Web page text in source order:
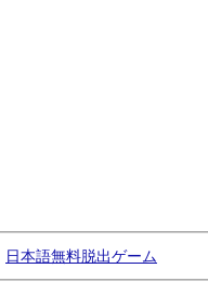
日本語無料脱出ゲーム